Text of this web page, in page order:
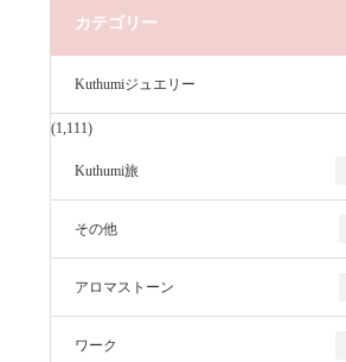
カテゴリー
Kuthumiジュエリー
(1,111)
Kuthumi旅
その他
アロマストーン
ワーク